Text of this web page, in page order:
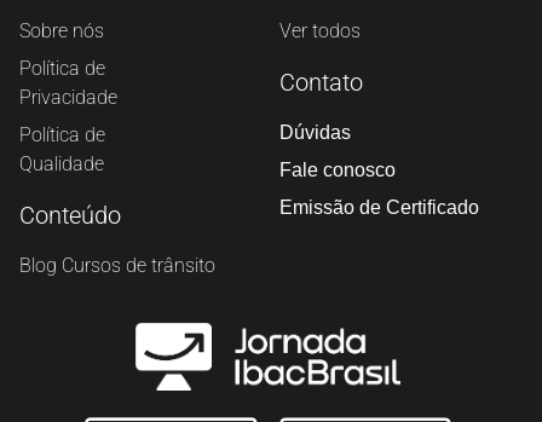
Sobre nós
Política de
Privacidade
Política de
Qualidade
Conteúdo
Blog Cursos de trânsito
Ver todos
Contato
Dúvidas
Fale conosco
Emissão de Certificado